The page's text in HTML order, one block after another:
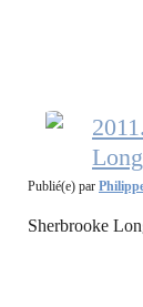
Publié(e) par
Sherbrooke